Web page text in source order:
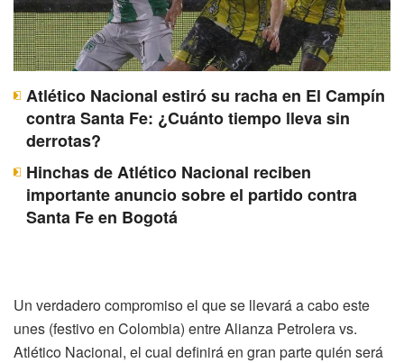
Atlético Nacional estiró su racha en El Campín
contra Santa Fe: ¿Cuánto tiempo lleva sin
derrotas?
Hinchas de Atlético Nacional reciben
importante anuncio sobre el partido contra
Santa Fe en Bogotá
Un verdadero compromiso el que se llevará a cabo este
unes (festivo en Colombia) entre Alianza Petrolera vs.
Atlético Nacional, el cual definirá en gran parte quién será